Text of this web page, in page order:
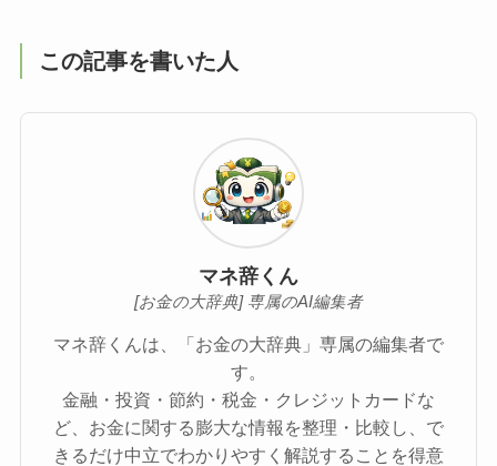
この記事を書いた人
マネ辞くん
[お金の大辞典] 専属のAI編集者
マネ辞くんは、「お金の大辞典」専属の編集者で
す。
金融・投資・節約・税金・クレジットカードな
ど、お金に関する膨大な情報を整理・比較し、で
きるだけ中立でわかりやすく解説することを得意